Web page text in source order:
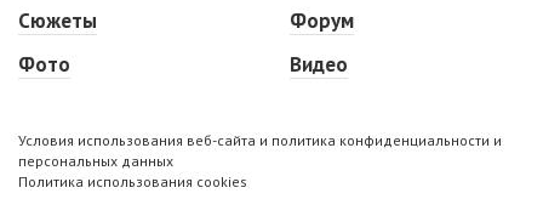
Сюжеты
Фото
Форум
Видео
Условия использования веб-сайта и политика конфиденциальности и
персональных данных
Политика использования cookies